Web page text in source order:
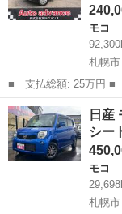
モコ
札幌市
■ 支払総額: 25万円 ■ 車両本体価格： 240,000 円 ■ メーカー
名： 日産 ■ 車種名
ＷＤ スマートキー
止システム ＡＢ...
北海道 札幌市
日
シー
モコ
札幌市